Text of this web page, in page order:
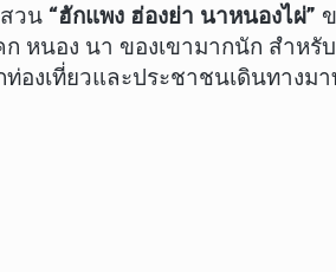
วน “ฮักแพง ฮ่องย่า นาหนองไผ่”
หนอง นา ของเขามากนัก สำห
ท่องเที่ยวและประชาชนเดินทาง